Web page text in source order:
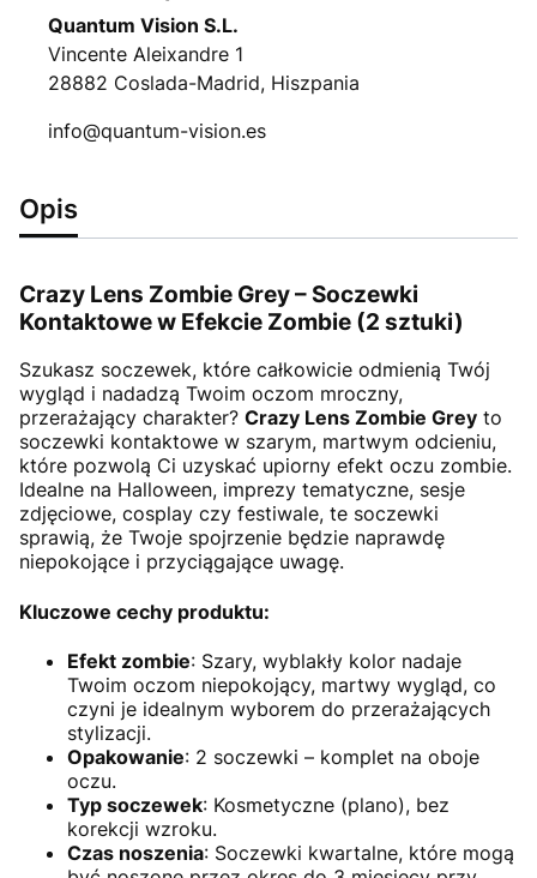
Quantum Vision S.L.
Vincente Aleixandre 1
28882 Coslada-Madrid, Hiszpania
info@quantum-vision.es
Opis
Crazy Lens Zombie Grey – Soczewki
Kontaktowe w Efekcie Zombie (2 sztuki)
Szukasz soczewek, które całkowicie odmienią Twój
wygląd i nadadzą Twoim oczom mroczny,
przerażający charakter? Crazy Lens Zombie Grey to
soczewki kontaktowe w szarym, martwym odcieniu,
które pozwolą Ci uzyskać upiorny efekt oczu zombie.
Idealne na Halloween, imprezy tematyczne, sesje
zdjęciowe, cosplay czy festiwale, te soczewki
sprawią, że Twoje spojrzenie będzie naprawdę
niepokojące i przyciągające uwagę.
Kluczowe cechy produktu:
Efekt zombie: Szary, wyblakły kolor nadaje
Twoim oczom niepokojący, martwy wygląd, co
czyni je idealnym wyborem do przerażających
stylizacji.
Opakowanie: 2 soczewki – komplet na oboje
oczu.
Typ soczewek: Kosmetyczne (plano), bez
korekcji wzroku.
Czas noszenia: Soczewki kwartalne, które mogą